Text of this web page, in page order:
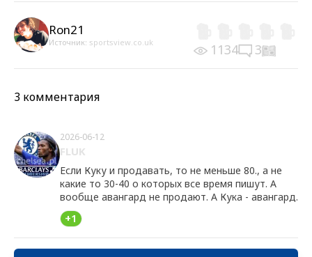
Ron21
Источник: sportsview.co.uk 1134 3
3 комментария
2026-06-12
FLUK
Если Куку и продавать, то не меньше 80., а не
какие то 30-40 о которых все время пишут. А
вообще авангард не продают. А Кука - авангард.
+1